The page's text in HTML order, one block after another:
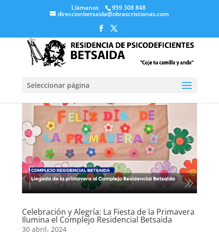
Llámanos 959 308 848
direccionbetsaida@obrascristianas.com
Seleccionar página
Celebración y Alegría: La Fiesta de la Primavera
Ilumina el Complejo Residencial Betsaida
30 abril, 2024